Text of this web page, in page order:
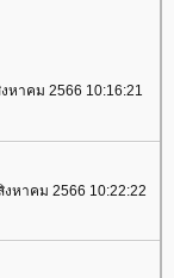
หาคม 2566 10:16:21
งหาคม 2566 10:22:22